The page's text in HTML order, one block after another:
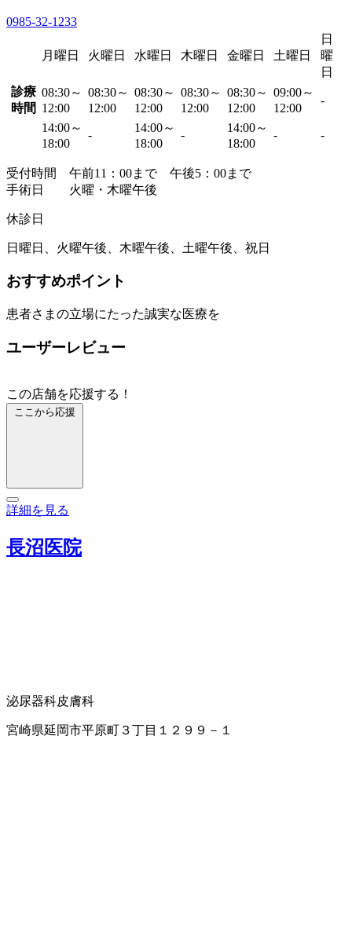
0985-32-1233
月曜日 火曜日 水曜日 木曜日 金曜日 土曜日
日
曜
日
診療
時間
08:30～
12:00
08:30～
12:00
08:30～
12:00
08:30～
12:00
08:30～
12:00
09:00～
12:00
-
14:00～
18:00
-
14:00～
18:00
-
14:00～
18:00
- -
受付時間 午前11：00まで 午後5：00まで
手術日 火曜・木曜午後
休診日
日曜日、火曜午後、木曜午後、土曜午後、祝日
おすすめポイント
患者さまの立場にたった誠実な医療を
ユーザーレビュー
この店舗を応援する！
ここから応援
詳細を見る
長沼医院
泌尿器科皮膚科
宮崎県延岡市平原町３丁目１２９９－１